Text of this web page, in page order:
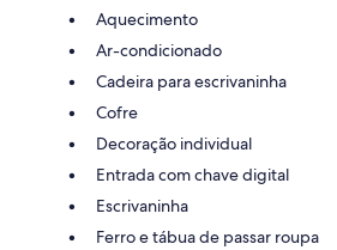
Aquecimento
Ar-condicionado
Cadeira para escrivaninha
Cofre
Decoração individual
Entrada com chave digital
Escrivaninha
Ferro e tábua de passar roupa